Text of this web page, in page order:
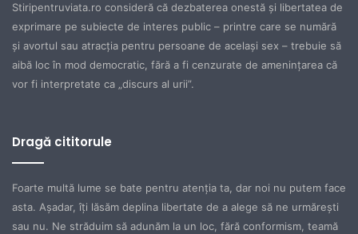
Stiripentruviata.ro consideră că dezbaterea onestă şi libertatea de
exprimare pe subiecte de interes public – printre care se numără
şi avortul sau atracţia pentru persoane de acelaşi sex – trebuie să
aibă loc în mod democratic, fără a fi cenzurate de ameninţarea că
vor fi interpretate ca „discurs al urii”.
Dragă cititorule
Foarte multă lume se bate pentru atenţia ta, dar noi nu putem face
asta. Aşadar, îţi lăsăm deplina libertate de a alege să ne urmăreşti
sau nu. Ne străduim să adunăm la un loc, fără conformism, teamă